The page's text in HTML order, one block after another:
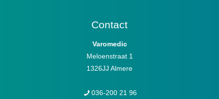
Contact
Varomedic
Meloenstraat 1
1326JJ Almere
036-200 21 96